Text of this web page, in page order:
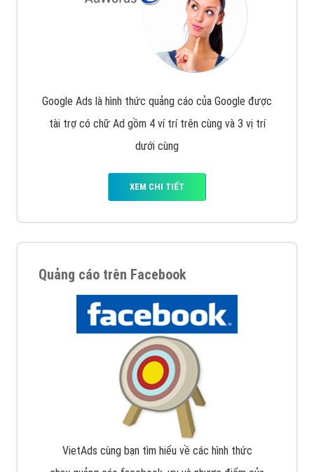
Google Ads là hình thức quảng cáo của Google được
tài trợ có chữ Ad gồm 4 ví trí trên cùng và 3 vị trí
dưới cùng
XEM CHI TIẾT
Quảng cáo trên Facebook
VietAds cùng bạn tìm hiểu về các hình thức